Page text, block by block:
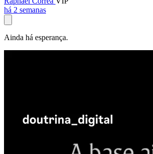
há 2 semanas
Ainda há esperança.